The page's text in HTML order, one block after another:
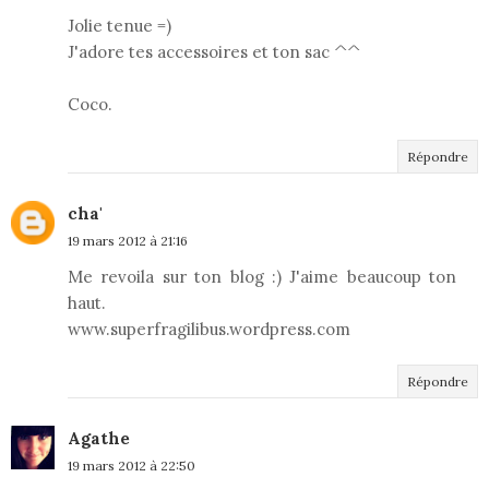
Jolie tenue =)
J'adore tes accessoires et ton sac ^^
Coco.
Répondre
cha'
19 mars 2012 à 21:16
Me revoila sur ton blog :) J'aime beaucoup ton
haut.
www.superfragilibus.wordpress.com
Répondre
Agathe
19 mars 2012 à 22:50